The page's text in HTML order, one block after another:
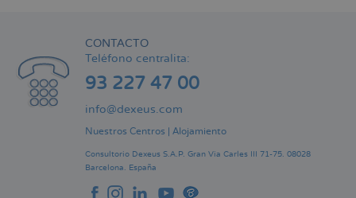
CONTACTO
Teléfono centralita:
93 227 47 00
info@dexeus.com
Nuestros Centros Alojamiento
Consultorio Dexeus S.A.P. Gran Via Carles III 71-75. 08028
Barcelona. España